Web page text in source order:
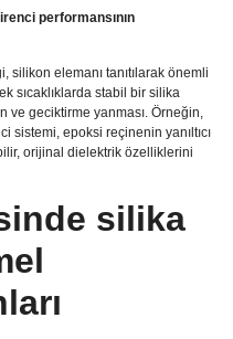
performansının
elemanı tanıtılarak önemli
sıcaklıklarda stabil bir silika
ve geciktirme yanması. Örneğin,
sistemi, epoksi reçinenin yanıltıcı
orijinal dielektrik özelliklerini
silika